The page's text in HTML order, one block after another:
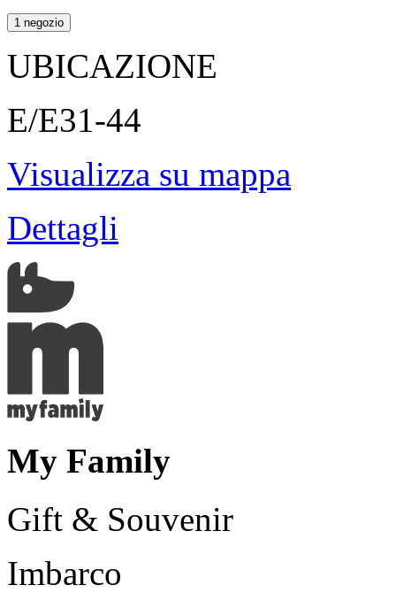
1 negozio
UBICAZIONE
E/E31-44
Visualizza su mappa
Dettagli
My Family
Gift & Souvenir
Imbarco